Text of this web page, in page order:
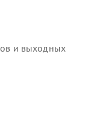
и выходных